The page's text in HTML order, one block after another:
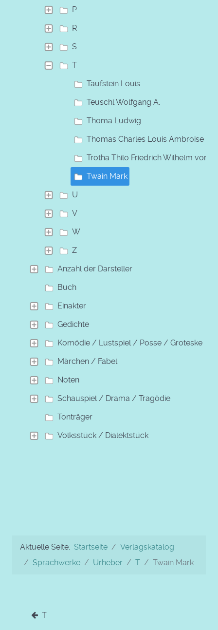
P
R
S
T
Taufstein Louis
Teuschl Wolfgang A.
Thoma Ludwig
Thomas Charles Louis Ambroise
Trotha Thilo Friedrich Wilhelm von
Twain Mark
U
V
W
Z
Anzahl der Darsteller
Buch
Einakter
Gedichte
Komödie / Lustspiel / Posse / Groteske
Märchen / Fabel
Noten
Schauspiel / Drama / Tragödie
Tonträger
Volksstück / Dialektstück
Aktuelle Seite: Startseite
Verlagskatalog
Sprachwerke
Urheber T Twain Mark
T